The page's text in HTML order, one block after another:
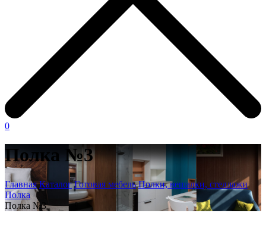
0
Полка №3
Главная Каталог Готовая мебель Полки, вешалки, стеллажи
Полка
Полка №3